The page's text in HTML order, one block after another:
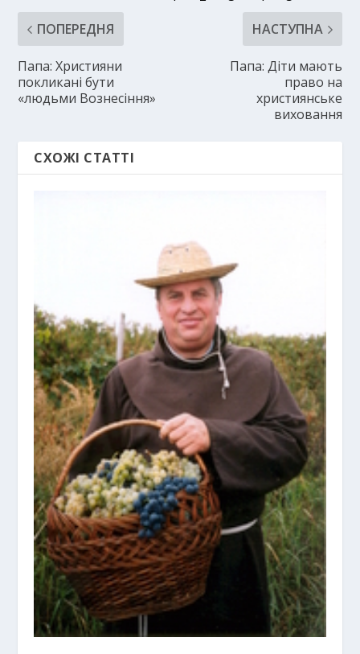
ПОПЕРЕДНЯ
Папа: Християни
покликані бути
«людьми Вознесіння»
НАСТУПНА
Папа: Діти мають
право на
християнське
виховання
СХОЖІ СТАТТІ